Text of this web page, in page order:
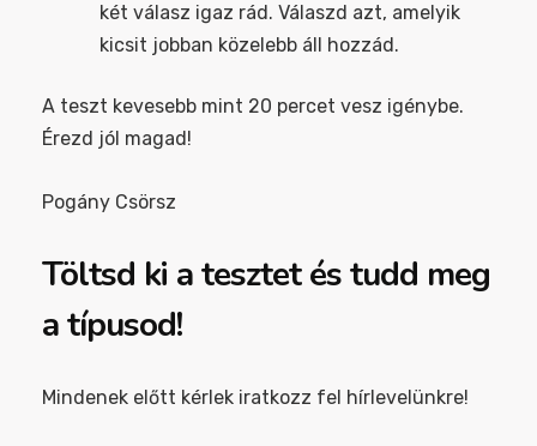
két válasz igaz rád. Válaszd azt, amelyik
kicsit jobban közelebb áll hozzád.
A teszt kevesebb mint 20 percet vesz igénybe.
Érezd jól magad!
Pogány Csörsz
Töltsd ki a tesztet és tudd meg
a típusod!
Mindenek előtt kérlek iratkozz fel hírlevelünkre!